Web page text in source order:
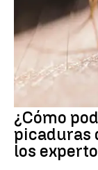
¿Cómo
picaduras
los